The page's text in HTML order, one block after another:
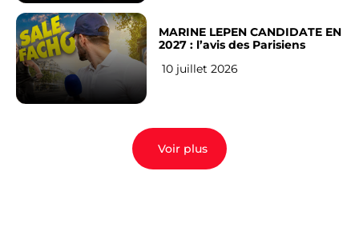
MARINE LEPEN CANDIDATE EN
2027 : l’avis des Parisiens
10 juillet 2026
Voir plus